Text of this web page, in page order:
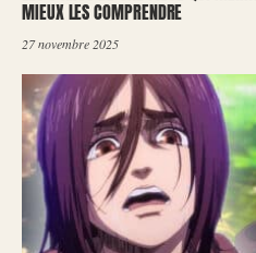
MIEUX LES COMPRENDRE
27 novembre 2025